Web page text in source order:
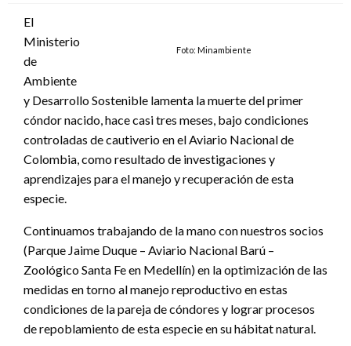
Foto: Minambiente
El
Ministerio
de
Ambiente
y Desarrollo Sostenible lamenta la muerte del primer
cóndor nacido, hace casi tres meses, bajo condiciones
controladas de cautiverio en el Aviario Nacional de
Colombia, como resultado de investigaciones y
aprendizajes para el manejo y recuperación de esta
especie.
Continuamos trabajando de la mano con nuestros socios
(Parque Jaime Duque – Aviario Nacional Barú –
Zoológico Santa Fe en Medellín) en la optimización de las
medidas en torno al manejo reproductivo en estas
condiciones de la pareja de cóndores y lograr procesos
de repoblamiento de esta especie en su hábitat natural.